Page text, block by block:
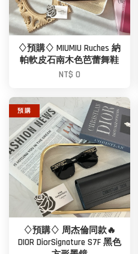
♢預購♢ MIUMIU Ruches 納
帕軟皮石南木色芭蕾舞鞋
NT$ 0
預 購
♢預購♢ 周杰倫同款🔥
DIOR DiorSignature S7F 黑色